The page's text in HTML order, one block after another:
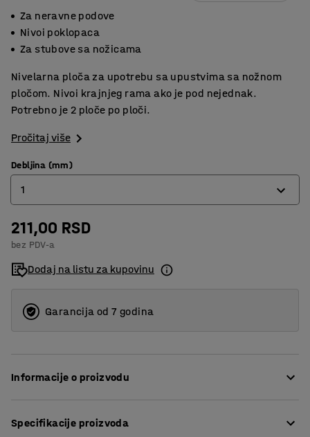
Za neravne podove
Nivoi poklopaca
Za stubove sa nožicama
Nivelarna ploča za upotrebu sa upustvima sa nožnom
pločom. Nivoi krajnjeg rama ako je pod nejednak.
Potrebno je 2 ploče po ploči.
Pročitaj više
Debljina (mm)
1
1
2
3
211,00 RSD
bez PDV-a
Dodaj na listu za kupovinu
Garancija od 7 godina
Informacije o proizvodu
ako je pod nejednak. Ploča se postavlja između podnožja
Specifikacije proizvoda